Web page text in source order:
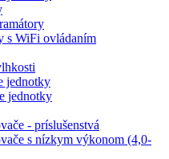
s WiFi ovládaním
jednotky
jednotky
- príslušenstvá
s nízkym výkonom (4,0-